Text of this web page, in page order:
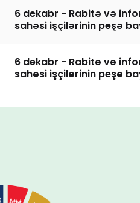
6 dekabr - Rabitə və
sahəsi işçilərinin peşə
6 dekabr - Rabitə və
sahəsi işçilərinin peşə